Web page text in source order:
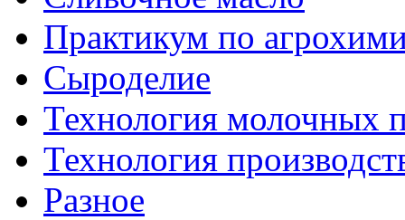
Практикум по
Сыроделие
Технология молочных
Технология
Разное